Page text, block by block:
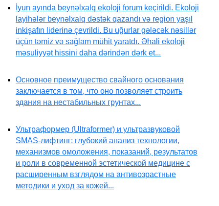
İyun ayında beynəlxalq ekoloji forum keçirildi. Ekoloji
layihələr beynəlxalq dəstək qazandı və region yaşıl
inkişafın liderinə çevrildi. Bu uğurlar gələcək nəsillər
üçün təmiz və sağlam mühit yaratdı. Əhali ekoloji
məsuliyyət hissini daha dərindən dərk et...
Основное преимущество свайного основания
заключается в том, что оно позволяет строить
здания на нестабильных грунтах...
Ультраформер (Ultraformer) и ультразвуковой
SMAS-лифтинг: глубокий анализ технологии,
механизмов омоложения, показаний, результатов
и роли в современной эстетической медицине с
расширенным взглядом на антивозрастные
методики и уход за кожей...